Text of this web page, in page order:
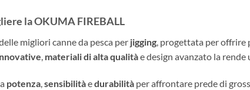
la OKUMA FIREBALL
migliori canne da pesca per jigging, progettata per offrire
, materiali di alta qualitàe design avanzato la
potenza,sensibilitàedurabilità per affrontare prede di